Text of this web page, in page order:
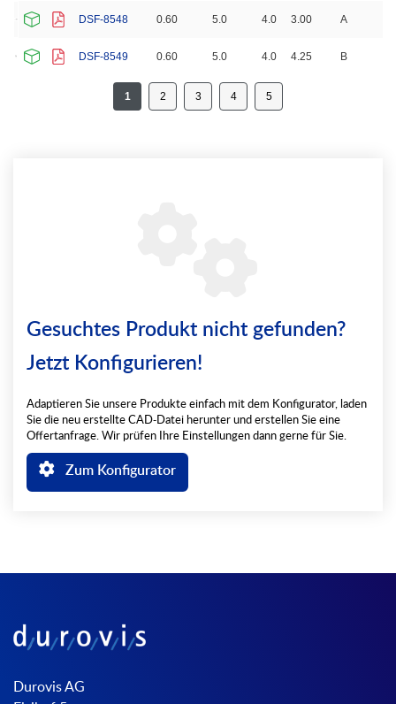
DSF-8548 0.60 5.0 4.0 3.00 A
DSF-8549 0.60 5.0 4.0 4.25 B
1 2 3 4 5
Gesuchtes Produkt nicht gefunden?
Jetzt Konfigurieren!
Adaptieren Sie unsere Produkte einfach mit dem Konfigurator, laden
Sie die neu erstellte CAD-Datei herunter und erstellen Sie eine
Offertanfrage. Wir prüfen Ihre Einstellungen dann gerne für Sie.
Zum Konfigurator
Durovis AG